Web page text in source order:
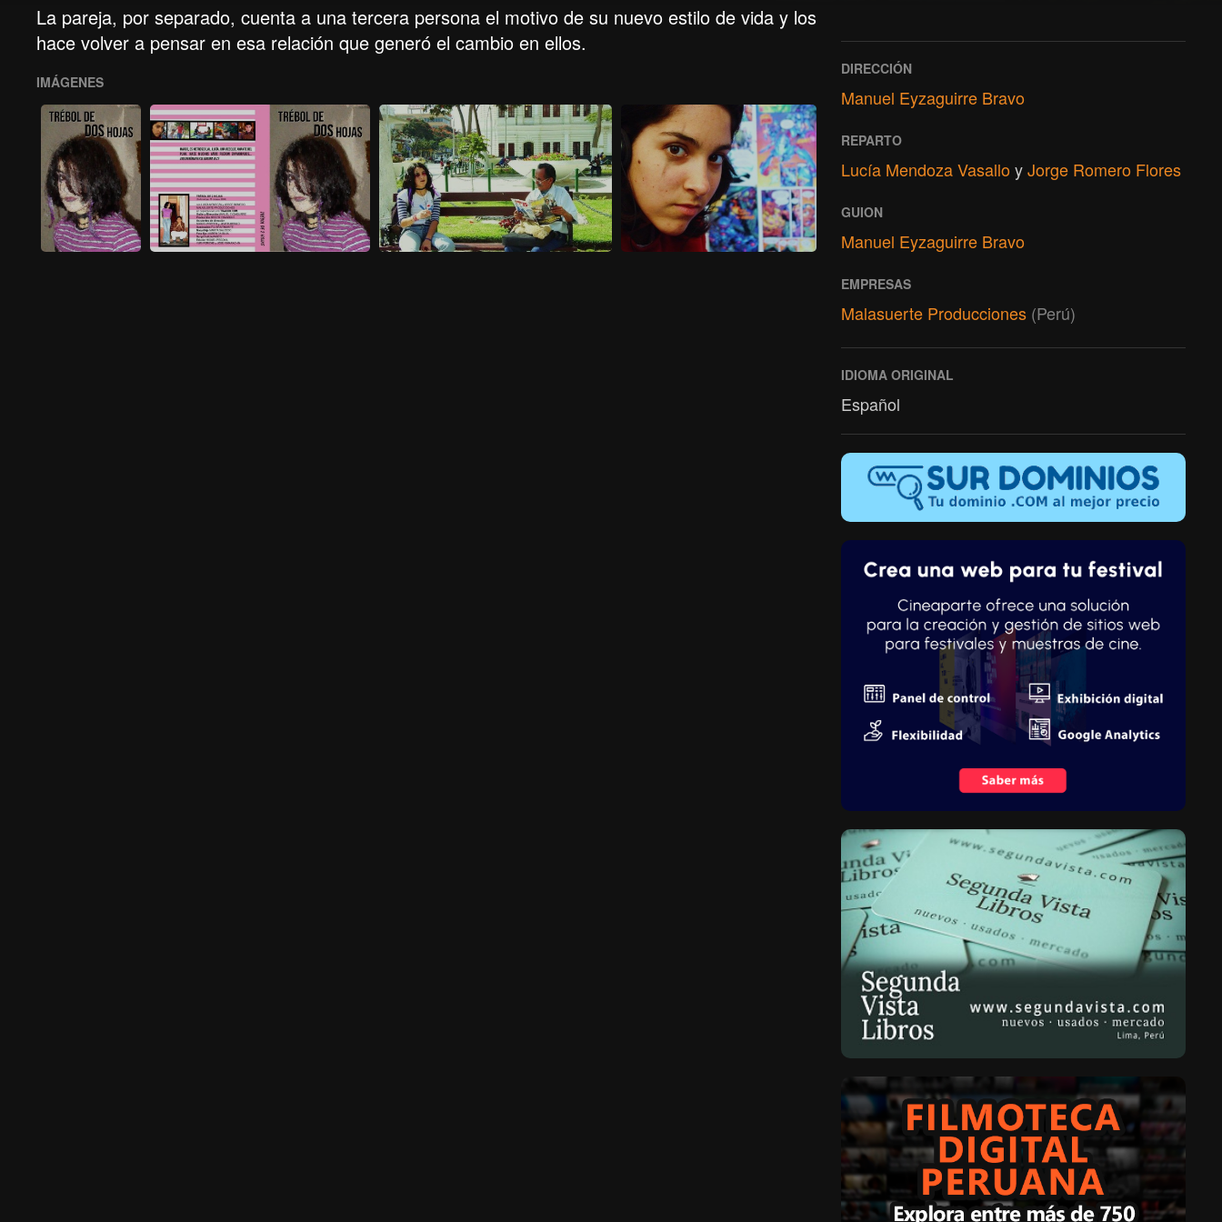
La pareja, por separado, cuenta a una tercera persona el motivo de su nuevo estilo de vida y los
hace volver a pensar en esa relación que generó el cambio en ellos.
IMÁGENES
DIRECCIÓN
Manuel Eyzaguirre Bravo
REPARTO
Lucía Mendoza VasalloyJorge Romero Flores
GUION
Manuel Eyzaguirre Bravo
EMPRESAS
Malasuerte Producciones (Perú)
IDIOMA ORIGINAL
Español